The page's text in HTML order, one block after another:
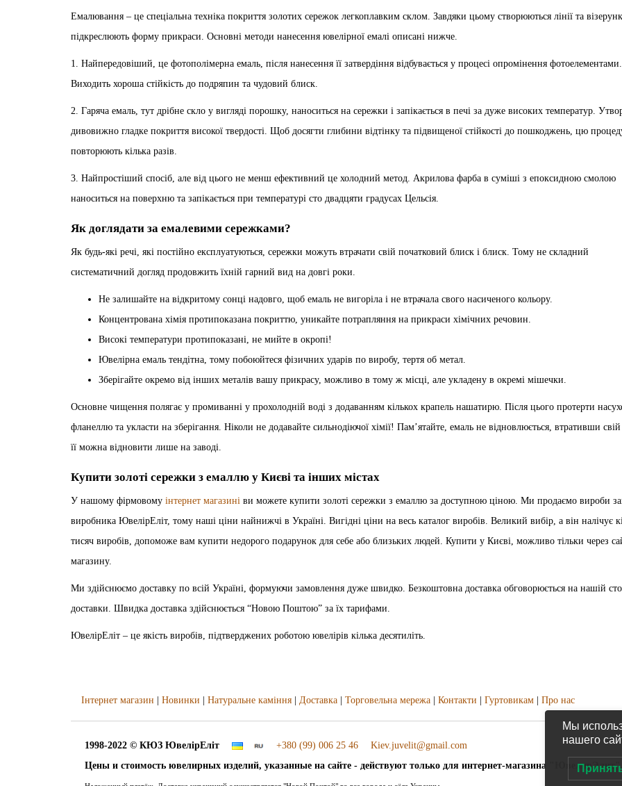
Емалювання – це спеціальна техніка покриття золотих сережок легкоплавким склом. Завдяки цьому створюються лінії та
підкреслюють форму прикраси. Основні методи нанесення ювелірної емалі описані нижче.
1. Найпередовіший, це фотополімерна емаль, після нанесення її затвердіння відбувається у процесі опромінення фотоелементами.
Виходить хороша стійкість до подряпин та чудовий блиск.
2. Гаряча емаль, тут дрібне скло у вигляді порошку, наноситься на сережки і запікається в печі за дуже високих температур.
дивовижно гладке покриття високої твердості. Щоб досягти глибини відтінку та підвищеної стійкості до пошкоджень, цю
повторюють кілька разів.
3. Найпростіший спосіб, але від цього не менш ефективний це холодний метод. Акрилова фарба в суміші з епоксидною смолою
наноситься на поверхню та запікається при температурі сто двадцяти градусах Цельсія.
Як доглядати за емалевими сережками?
Як будь-які речі, які постійно експлуатуються, сережки можуть втрачати свій початковий блиск і блиск. Тому не складний
систематичний догляд продовжить їхній гарний вид на довгі роки.
Не залишайте на відкритому сонці надовго, щоб емаль не вигоріла і не втрачала свого насиченого кольору.
Концентрована хімія протипоказана покриттю, уникайте потрапляння на прикраси хімічних речовин.
Високі температури протипоказані, не мийте в окропі!
Ювелірна емаль тендітна, тому побоюйтеся фізичних ударів по виробу, тертя об метал.
Зберігайте окремо від інших металів вашу прикрасу, можливо в тому ж місці, але укладену в окремі мішечки.
Основне чищення полягає у промиванні у прохолодній воді з додаванням кількох крапель нашатирю. Після цього протерти
фланеллю та укласти на зберігання. Ніколи не додавайте сильнодіючої хімії! Пам’ятайте, емаль не відновлюється, втративши свій
її можна відновити лише на заводі.
Купити золоті сережки з емаллю у Києві та інших містах
У нашому фірмовому інтернет магазині ви можете купити золоті сережки з емаллю за доступною ціною. Ми продаємо вироби
виробника ЮвелірЕліт, тому наші ціни найнижчі в Україні. Вигідні ціни на весь каталог виробів. Великий вибір, а він налічує
тисяч виробів, допоможе вам купити недорого подарунок для себе або близьких людей. Купити у Києві, можливо тільки через
магазину.
Ми здійснюємо доставку по всій Україні, формуючи замовлення дуже швидко. Безкоштовна доставка обговорюється на нашій
доставки. Швидка доставка здійснюється “Новою Поштою” за їх тарифами.
ЮвелірЕліт – це якість виробів, підтверджених роботою ювелірів кілька десятиліть.
Інтернет магазин | Новинки | Натуральне каміння | Доставка | Торговельна мережа | Контакти | Гуртовикам | Про нас
1998-2022 © КЮЗ ЮвелірЕліт +380 (99) 006 25 46
Kiev.juvelit@gmail.com
Цены и стоимость ювелирных изделий, указанные на сайте - действуют только для интернет-магазина
Мы
нашего